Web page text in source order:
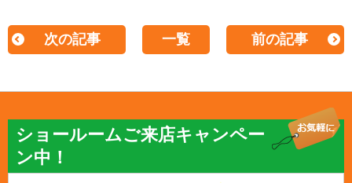
次の記事 一覧 前の記事
ショールームご来店キャンペー
ン中！